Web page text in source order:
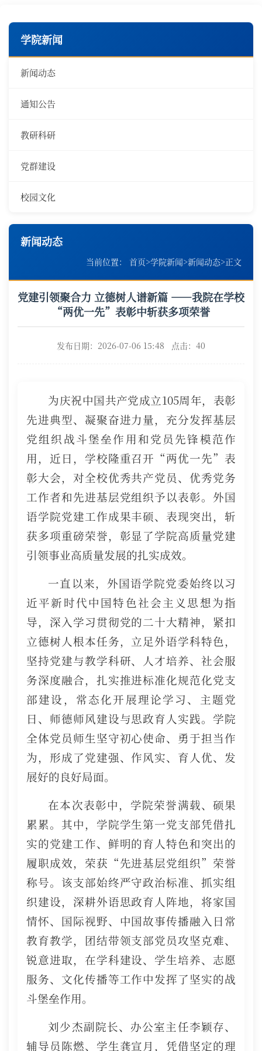
学院新闻
新闻动态
通知公告
教研科研
党群建设
校园文化
新闻动态
当前位置： 首页>学院新闻>新闻动态>正文
党建引领聚合力 立德树人谱新篇 ——我院在学校
“两优一先”表彰中斩获多项荣誉
发布日期：2026-07-06 15:48 点击： 40
为庆祝中国共产党成立105周年，表彰
先进典型、凝聚奋进力量，充分发挥基层
党组织战斗堡垒作用和党员先锋模范作
用，近日，学校隆重召开“两优一先”表
彰大会，对全校优秀共产党员、优秀党务
工作者和先进基层党组织予以表彰。外国
语学院党建工作成果丰硕、表现突出，斩
获多项重磅荣誉，彰显了学院高质量党建
引领事业高质量发展的扎实成效。
一直以来，外国语学院党委始终以习
近平新时代中国特色社会主义思想为指
导，深入学习贯彻党的二十大精神，紧扣
立德树人根本任务，立足外语学科特色，
坚持党建与教学科研、人才培养、社会服
务深度融合，扎实推进标准化规范化党支
部建设，常态化开展理论学习、主题党
日、师德师风建设与思政育人实践。学院
全体党员师生坚守初心使命、勇于担当作
为，形成了党建强、作风实、育人优、发
展好的良好局面。
在本次表彰中，学院荣誉满载、硕果
累累。其中，学院学生第一党支部凭借扎
实的党建工作、鲜明的育人特色和突出的
履职成效，荣获“先进基层党组织”荣誉
称号。该支部始终严守政治标准、抓实组
织建设，深耕外语思政育人阵地，将家国
情怀、国际视野、中国故事传播融入日常
教育教学，团结带领支部党员攻坚克难、
锐意进取，在学科建设、学生培养、志愿
服务、文化传播等工作中发挥了坚实的战
斗堡垒作用。
刘少杰副院长、办公室主任李颖存、
辅导员陈燃、学生龚宣月，凭借坚定的理